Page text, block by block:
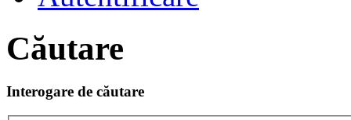
Căutare
Interogare de căutare